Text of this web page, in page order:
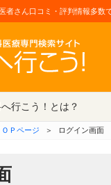
者さん口コミ・評判情報多数
行こう！とは？
Ｐページ ＞ ログイン画面